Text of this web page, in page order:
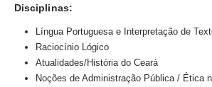
Disciplinas:
Língua Portuguesa e Interpretação de
Raciocínio Lógico
Atualidades/História do Ceará
Noções de Administração Pública / Ética